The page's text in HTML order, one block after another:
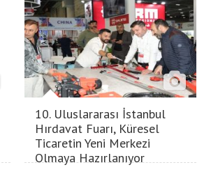
10. Uluslararası İstanbul
Hırdavat Fuarı, Küresel
Ticaretin Yeni Merkezi
Olmaya Hazırlanıyor